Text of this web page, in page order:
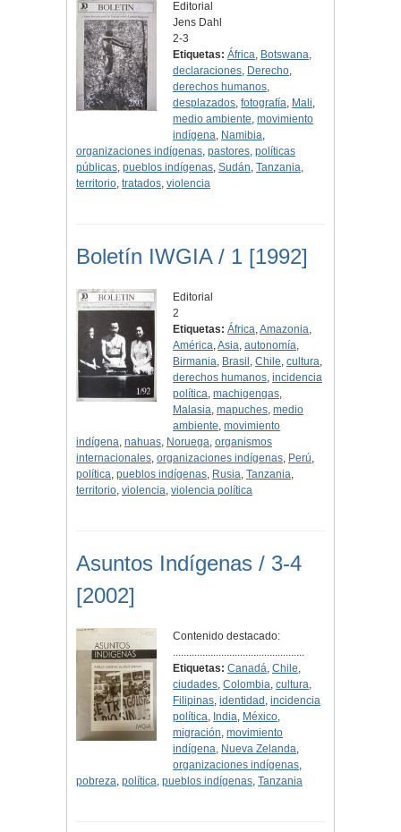
Editorial
Jens Dahl
2-3
Etiquetas: África, Botswana,
declaraciones, Derecho,
derechos humanos,
desplazados,fotografía, Mali,
medio ambiente,movimiento
indígena, Namibia,
organizaciones indígenas, pastores, políticas
públicas, pueblos indígenas, Sudán, Tanzania,
territorio, tratados, violencia
Boletín IWGIA / 1 [1992]
Editorial
2
Etiquetas: África,Amazonia,
América,Asia,autonomía,
Birmania, Brasil ,Chile,cultura,
derechos humanos,incidencia
política,machigengas,
Malasia,mapuches,medio
ambiente,movimiento
indígena, nahuas, Noruega, organismos
internacionales, organizaciones indígenas, Perú,
política, pueblos indígenas, Rusia, Tanzania,
territorio, violencia, violencia política
Asuntos Indígenas / 3-4
[2002]
Contenido destacado:
.................................................
Etiquetas: Canadá,Chile,
ciudades,Colombia,cultura,
Filipinas,identidad ,incidencia
política, India, México,
migración,movimiento
indígena, Nueva Zelanda,
organizaciones indígenas,
pobreza, política, pueblos indígenas, Tanzania